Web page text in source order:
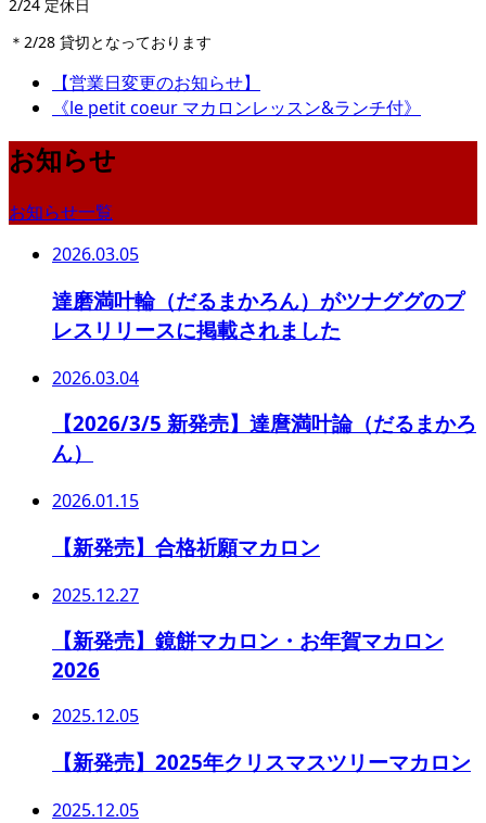
2/24 定休日
＊2/28 貸切となっております
【営業日変更のお知らせ】
《le petit coeur マカロンレッスン&ランチ付》
お知らせ
お知らせ一覧
2026.03.05
達磨満叶輪（だるまかろん）がツナググのプ
レスリリースに掲載されました
2026.03.04
【2026/3/5 新発売】達麿満叶論（だるまかろ
ん）
2026.01.15
【新発売】合格祈願マカロン
2025.12.27
【新発売】鏡餅マカロン・お年賀マカロン
2026
2025.12.05
【新発売】2025年クリスマスツリーマカロン
2025.12.05